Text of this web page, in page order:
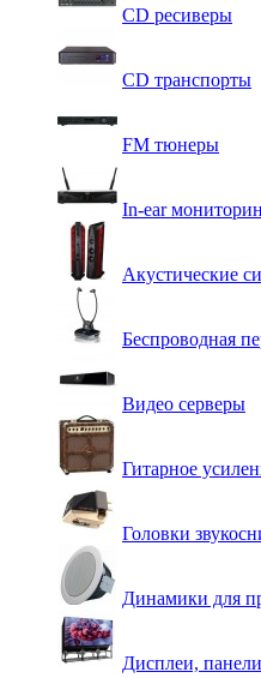
CD ресиверы
CD транспорты
FM тюнеры
In-ear
Акустические
Беспроводная
Видео серверы
Гитарное
Головки
Динамики для
Дисплеи, панели